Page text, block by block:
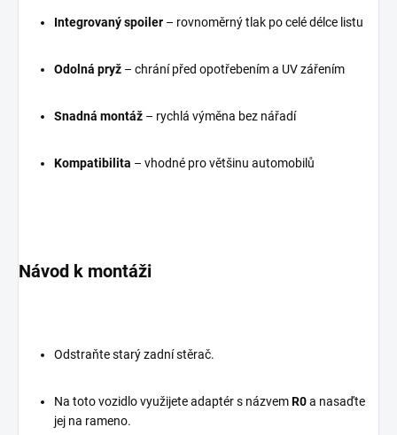
Integrovaný spoiler – rovnoměrný tlak po celé délce listu
Odolná pryž – chrání před opotřebením a UV zářením
Snadná montáž – rychlá výměna bez nářadí
Kompatibilita – vhodné pro většinu automobilů
Návod k montáži
Odstraňte starý zadní stěrač.
Na toto vozidlo využijete adaptér s názvemR0a nasaďte
jej na rameno.